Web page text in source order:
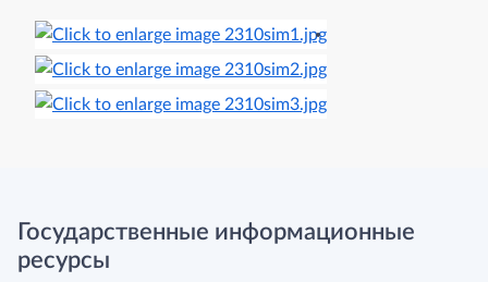
Государственные информационные
ресурсы